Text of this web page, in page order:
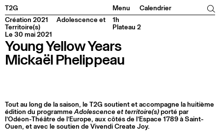
T2G Menu Calendrier
Facebook
Linkedin
Création 2021
Adolescence et
Territoire(s)
Le 30 mai 2021
1h
Plateau 2
Young Yellow Years
Mickaël Phelippeau
Tout au long de la saison, le T2G soutient et accompagne la huitième
édition du programmeAdolescence et territoire(s) porté par
l’Odéon-Théâtre de l’Europe, aux côtés de l’Espace 1789 à Saint-
Ouen, et avec le soutien de Vivendi Create Joy.